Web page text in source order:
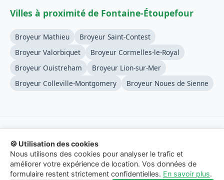
Villes à proximité de Fontaine-Étoupefour
Broyeur Mathieu
Broyeur Saint-Contest
Broyeur Valorbiquet
Broyeur Cormelles-le-Royal
Broyeur Ouistreham
Broyeur Lion-sur-Mer
Broyeur Colleville-Montgomery
Broyeur Noues de Sienne
© 2026 Location-Broyeur-Branches.fr - Service de mise en
relation.
🍪 Utilisation des cookies
Nous utilisons des cookies pour analyser le trafic et
améliorer votre expérience de location. Vos données de
formulaire restent strictement confidentielles. En savoir plus.